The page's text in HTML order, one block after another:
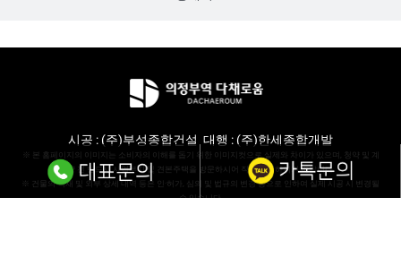
시공 : (주)부성종합건설 대행 : (주)한세종합개발
※ 본 홈페이지의 이미지는 소비자의 이해를 돕기 위한 이미지컷으로 실제와 차이가 있으며, 청약 및 계
약 전 반드시 사업부지 및 견본주택을 방문하시어 직접 확인하시기 바랍니다.
※ 건물의 색채 및 외부 상세 내역 등은 인·허가, 심의 및 법규의 변경 등으로 인하여 실제 시공 시 변경될
수 있습니다.